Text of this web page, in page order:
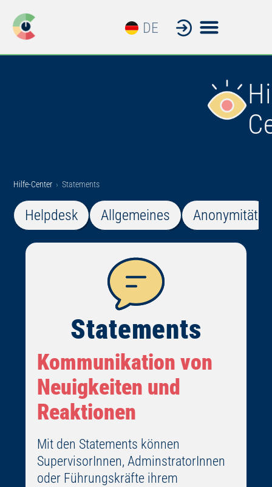
DE
EN
Hilfe-Center › Statements
Helpdesk Allgemeines Anonymität
Statements
Kommunikation von
Neuigkeiten und
Reaktionen
Mit den Statements können
SupervisorInnen, AdminstratorInnen
oder Führungskräfte ihrem